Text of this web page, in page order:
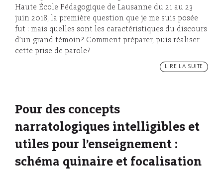
Haute École Pédagogique de Lausanne du 21 au 23
juin 2018, la première question que je me suis posée
fut : mais quelles sont les caractéristiques du discours
d’un grand témoin? Comment préparer, puis réaliser
cette prise de parole?
LIRE LA SUITE
Pour des concepts
narratologiques intelligibles et
utiles pour l’enseignement :
schéma quinaire et focalisation